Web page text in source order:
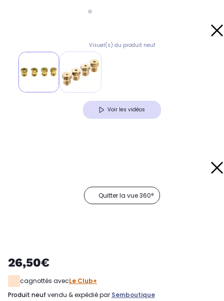
Visuel(s) du produit neuf
Voir les vidéos
Quitter la vue 360°
26,50€
cagnottés avecLe Club+
produit neuf vendu & expédié par Semboutique